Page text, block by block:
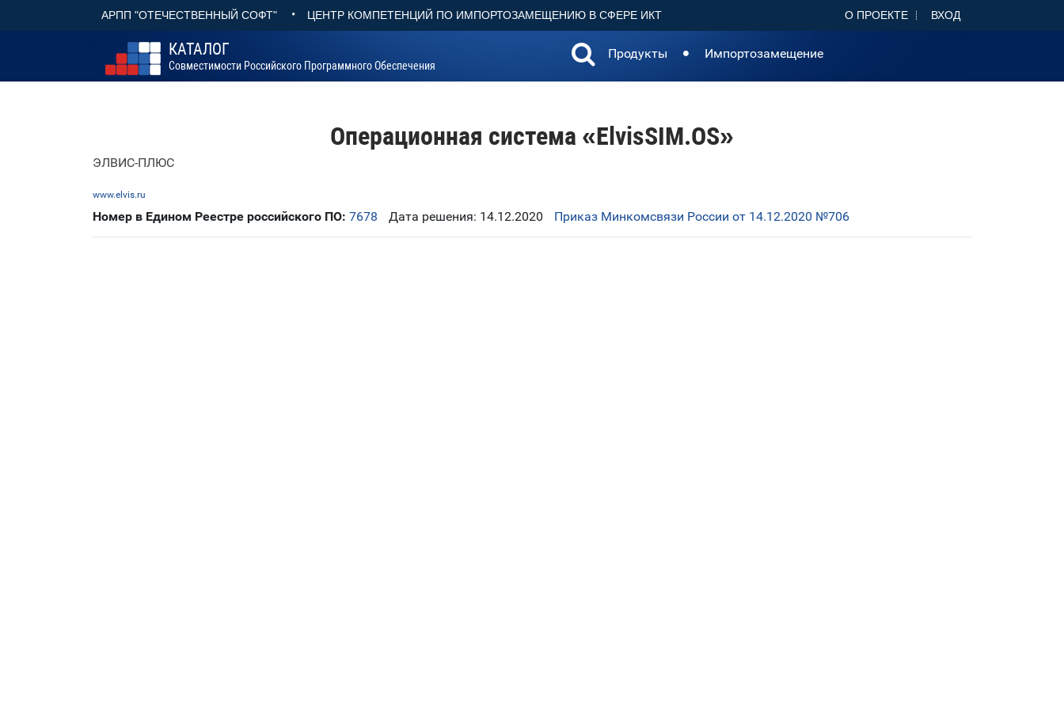
АРПП "ОТЕЧЕСТВЕННЫЙ СОФТ" • ЦЕНТР КОМПЕТЕНЦИЙ ПО ИМПОРТОЗАМЕЩЕНИЮ В СФЕРЕ ИКТ О ПРОЕКТЕ ВХОД
КАТАЛОГ
Совместимости Российского Программного Обеспечения
Продукты Импортозамещение
Операционная система «ElvisSIM.OS»
ЭЛВИС-ПЛЮС
www.elvis.ru
Номер в Едином Реестре российского ПО: 7678 Дата решения: 14.12.2020 Приказ Минкомсвязи России от 14.12.2020 №706